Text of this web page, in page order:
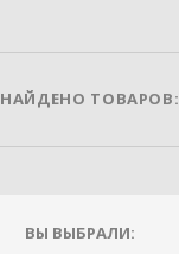
НАЙДЕНО ТОВАРОВ:
ВЫ ВЫБРАЛИ: